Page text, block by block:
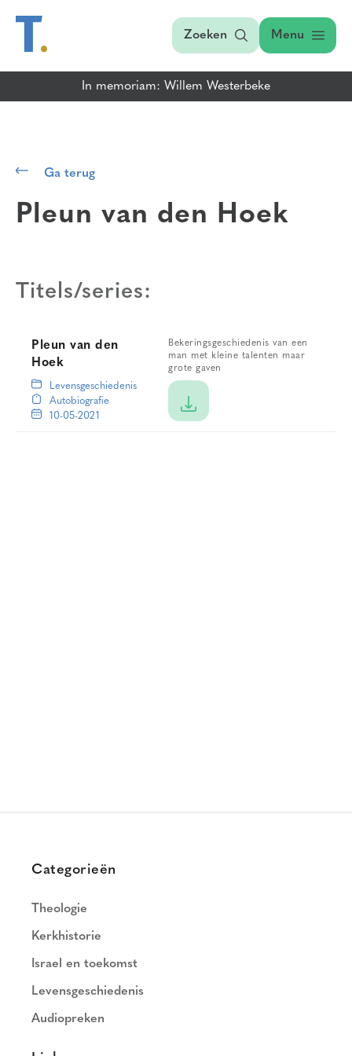
Zoeken Menu
In memoriam: Willem Westerbeke
Ga terug
Pleun van den Hoek
Titels/series:
Pleun van den
Hoek
Bekeringsgeschiedenis van een
man met kleine talenten maar
grote gaven
Levensgeschiedenis
Autobiografie
10-05-2021
Categorieën
Theologie
Kerkhistorie
Israel en toekomst
Levensgeschiedenis
Audiopreken